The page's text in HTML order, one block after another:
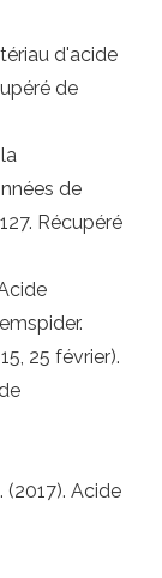
d'acide
de
de
Récupéré
25 février).
(2017). Acide